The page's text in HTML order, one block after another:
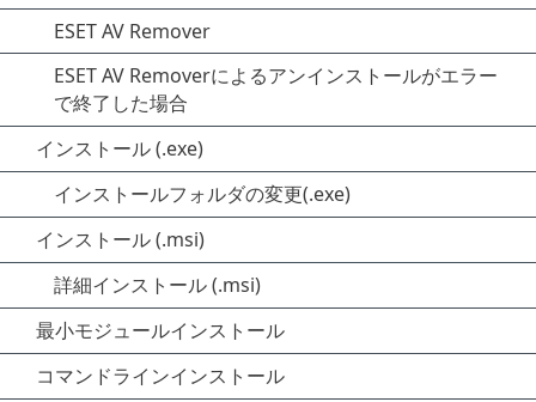
ESET AV Remover
ESET AV Removerによるアンインストールがエラー
で終了した場合
インストール (.exe)
インストールフォルダの変更(.exe)
インストール (.msi)
詳細インストール (.msi)
最小モジュールインストール
コマンドラインインストール